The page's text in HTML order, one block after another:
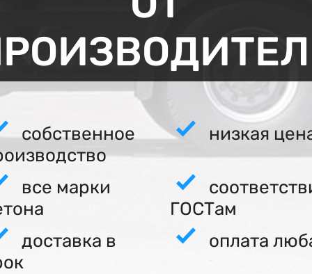
собственное
низкая
все марки
ГОСТам
доставка в
оплата